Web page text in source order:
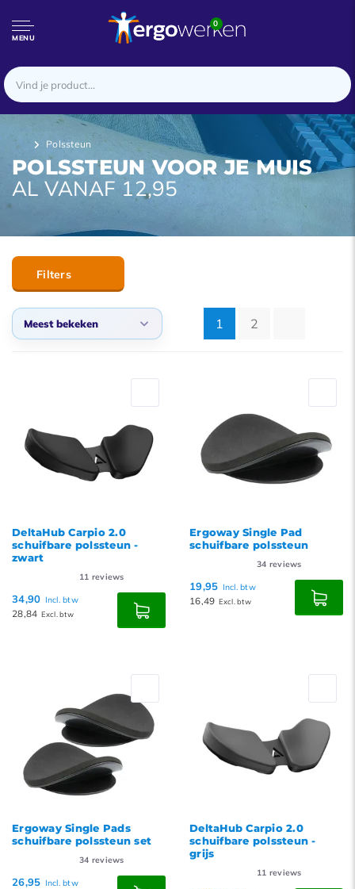
MENU
0
Polssteun
POLSSTEUN VOOR JE MUIS
AL VANAF 12,95
Filters
Meest bekeken
Nieuwste producten
Laagste prijs
Hoogste prijs
1 2
DeltaHub Carpio 2.0
schuifbare polssteun -
zwart
11 reviews
34,90 Incl. btw
28,84 Excl. btw
Ergoway Single Pad
schuifbare polssteun
34 reviews
19,95 Incl. btw
16,49 Excl. btw
Ergoway Single Pads
schuifbare polssteun set
34 reviews
26,95 Incl. btw
DeltaHub Carpio 2.0
schuifbare polssteun -
grijs
11 reviews